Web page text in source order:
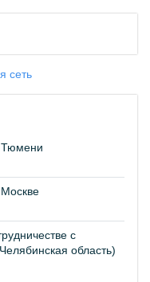
сеть
Тюмени
с
область)